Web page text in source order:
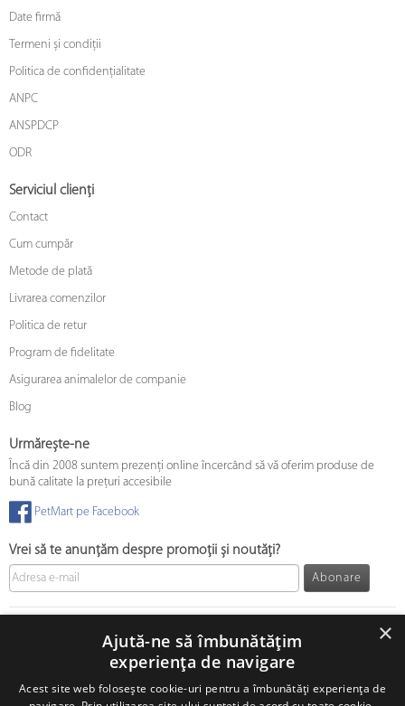
Date firmă
Termeni și condiții
Politica de confidențialitate
ANPC
ANSPDCP
ODR
Serviciul clienți
Contact
Cum cumpăr
Metode de plată
Livrarea comenzilor
Politica de retur
Program de fidelitate
Asigurarea animalelor de companie
Blog
Urmărește-ne
Încă din 2008 suntem prezenți online încercând să vă oferim produse de
bună calitate la prețuri accesibile
PetMart pe Facebook
Vrei să te anunțăm despre promoții și noutăți?
Abonare
×
Ajută-ne să îmbunătățim
experiența de navigare
Acest site web folosește cookie-uri pentru a îmbunătăți experiența de